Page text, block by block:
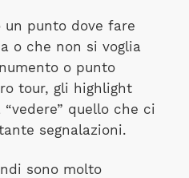
un punto dove fare
o che non si voglia
o punto
tour, gli highlight
quello che ci
segnalazioni.
sono molto